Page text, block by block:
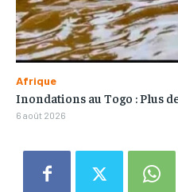
Afrique
Inondations au Togo : Plus
6 août 2026